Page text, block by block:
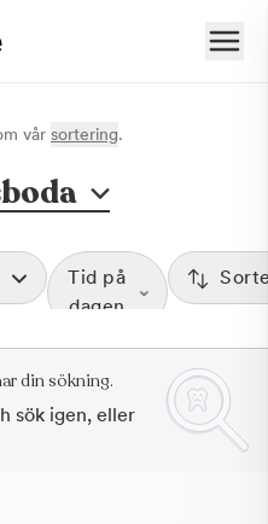
vår sortering.
Tid på
dagen
din sökning.
sök igen, eller